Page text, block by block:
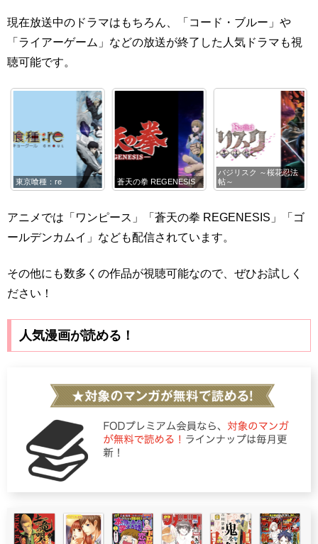
現在放送中のドラマはもちろん、「コード・ブルー」や
「ライアーゲーム」などの放送が終了した人気ドラマも視
聴可能です。
喰種：re 蒼天の拳 REGENESIS
バジリスク ～桜花忍法
帖～
ゴー
アニメでは「ワンピース」「蒼天の拳 REGENESIS」「ゴ
ールデンカムイ」なども配信されています。
その他にも数多くの作品が視聴可能なので、ぜひお試しく
ださい！
人気漫画が読める！